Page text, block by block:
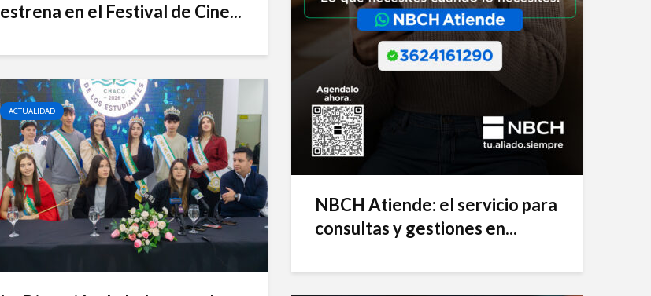
estrena en el Festival de Cine...
NBCH Atiende: el servicio para
consultas y gestiones en...
ACTUALIDAD